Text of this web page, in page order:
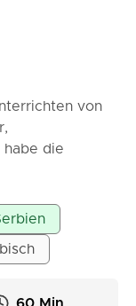
von
habe die
Schwerpunkt
oder online